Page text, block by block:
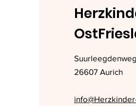
26607 Aurich